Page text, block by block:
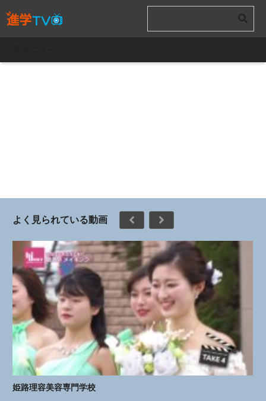
よく見られている動画
姫路理容美容専門学校